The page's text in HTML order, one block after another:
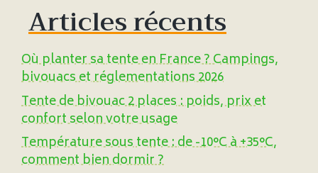
Articles récents
Où planter sa tente en France ? Campings,
bivouacs et réglementations 2026
Tente de bivouac 2 places : poids, prix et
confort selon votre usage
Température sous tente : de -10°C à +35°C,
comment bien dormir ?